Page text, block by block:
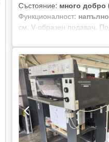
Състояние: много добро
Функционалност:
см, V-образен подавач,
Автоматично
Дистанционно
PDS-E spectrojet, Ryobi
мастилените валци,
Credpfewzvzmex Aclef